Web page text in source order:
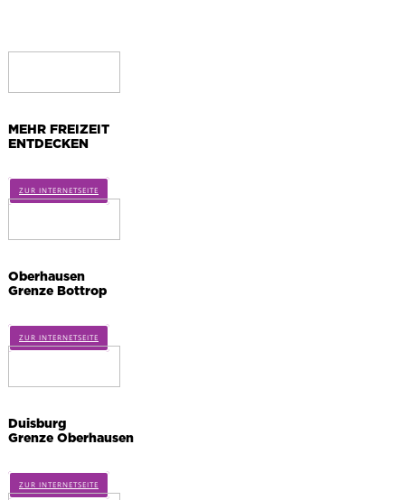
MEHR FREIZEIT
ENTDECKEN
ZUR INTERNETSEITE
Oberhausen
Grenze Bottrop
ZUR INTERNETSEITE
Duisburg
Grenze Oberhausen
ZUR INTERNETSEITE